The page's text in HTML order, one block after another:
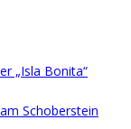
„Isla Bonita“
Schoberstein